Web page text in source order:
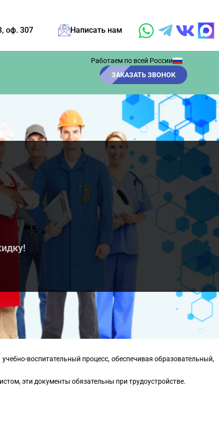
оф. 307 Написать нам
Работаем по всей России
ЗАКАЗАТЬ ЗВОНОК
воспитательный процесс, обеспечивая образовательный,
эти документы обязательны при трудоустройстве.